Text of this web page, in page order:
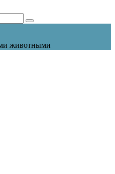
животными